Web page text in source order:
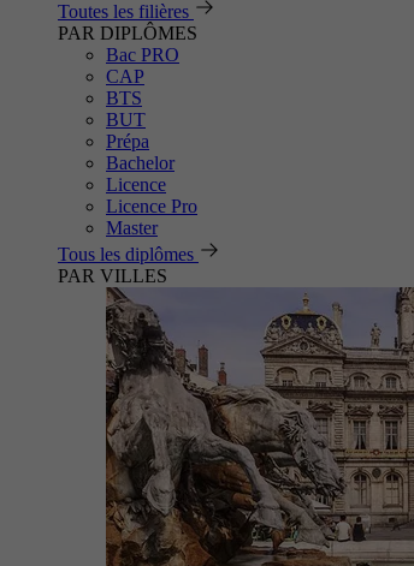
Toutes les filières
PAR DIPLÔMES
Bac PRO
CAP
BTS
BUT
Prépa
Bachelor
Licence
Licence Pro
Master
Tous les diplômes
PAR VILLES